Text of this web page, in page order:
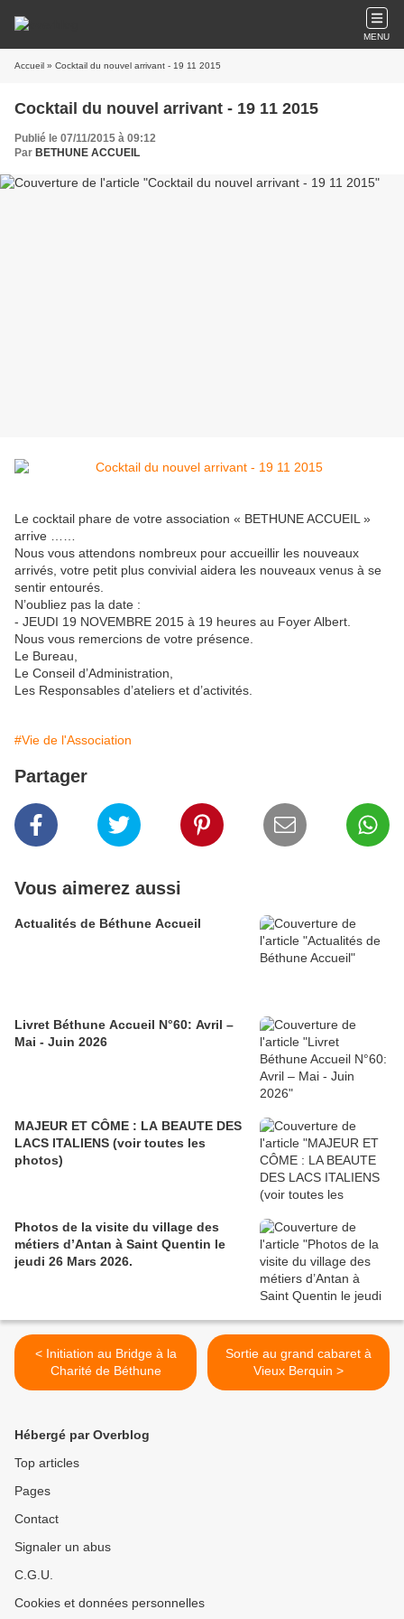
MENU
Accueil » Cocktail du nouvel arrivant - 19 11 2015
Cocktail du nouvel arrivant - 19 11 2015
Publié le 07/11/2015 à 09:12
Par BETHUNE ACCUEIL
Le cocktail phare de votre association « BETHUNE ACCUEIL »
arrive ……
Nous vous attendons nombreux pour accueillir les nouveaux
arrivés, votre petit plus convivial aidera les nouveaux venus à se
sentir entourés.
N’oubliez pas la date :
- JEUDI 19 NOVEMBRE 2015 à 19 heures au Foyer Albert.
Nous vous remercions de votre présence.
Le Bureau,
Le Conseil d’Administration,
Les Responsables d’ateliers et d’activités.
#Vie de l'Association
Partager
Vous aimerez aussi
Actualités de Béthune Accueil
Livret Béthune Accueil N°60: Avril –
Mai - Juin 2026
MAJEUR ET CÔME : LA BEAUTE DES
LACS ITALIENS (voir toutes les
photos)
Photos de la visite du village des
métiers d’Antan à Saint Quentin le
jeudi 26 Mars 2026.
< Initiation au Bridge à la
Charité de Béthune
Sortie au grand cabaret à
Vieux Berquin >
Hébergé par Overblog
Top articles
Pages
Contact
Signaler un abus
C.G.U.
Cookies et données personnelles